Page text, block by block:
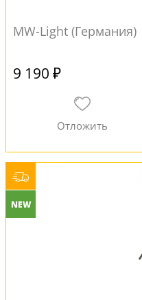
MW-Light (Германия)
9 190 ₽
NEW